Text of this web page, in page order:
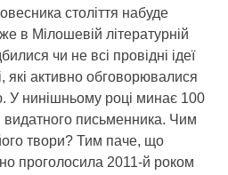
століття набуде
в Мілошевій літературній
чи не всі провідні ідеї
які активно обговорювалися
У нинішньому році минає 100
видатного письменника. Чим
твори? Тим паче, що
проголосила 2011-й роком